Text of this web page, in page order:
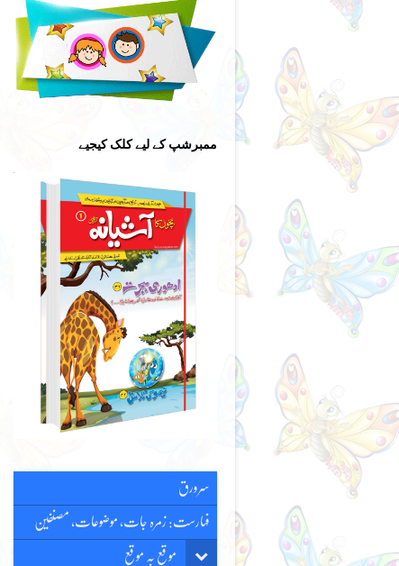
ممبرشپ کے لیے کلک کیجیے
سرورق
فہارست: زمرہ جات، موضوعات، مصنفین
موقع بہ موقع